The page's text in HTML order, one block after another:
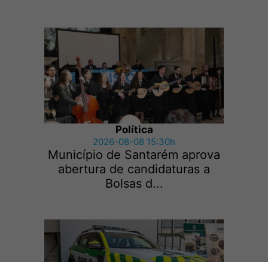
Política
2026-08-08 15:30h
Município de Santarém aprova
abertura de candidaturas a
Bolsas d...